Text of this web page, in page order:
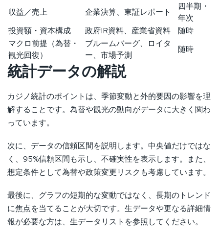
収益／売上 企業決算、東証レポート
四半期・
年次
投資額・資本構成
政府IR資料、産業省資料
随時
マクロ前提（為替・
観光回復）
ブルームバーグ、ロイタ
ー、市場予測
随時
統計データの解説
カジノ統計のポイントは、季節変動と外的要因の影響を理
解することです。為替や観光の動向がデータに大きく関わ
っています。
次に、データの信頼区間を説明します。中央値だけではな
く、95%信頼区間も示し、不確実性を表示します。また、
想定条件として為替や政策変更リスクも考慮しています。
最後に、グラフの短期的な変動ではなく、長期のトレンド
に焦点を当てることが大切です。生データや更なる詳細情
報が必要な方は、生データリストを参照してください。